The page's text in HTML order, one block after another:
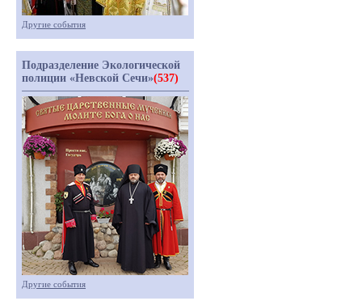
Другие события
Подразделение Экологической
полиции «Невской Сечи»(537)
Другие события